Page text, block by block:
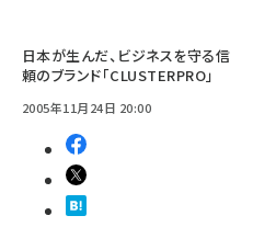
日本が生んだ、ビジネスを守る信
頼のブランド「CLUSTERPRO」
2005年11月24日 20:00